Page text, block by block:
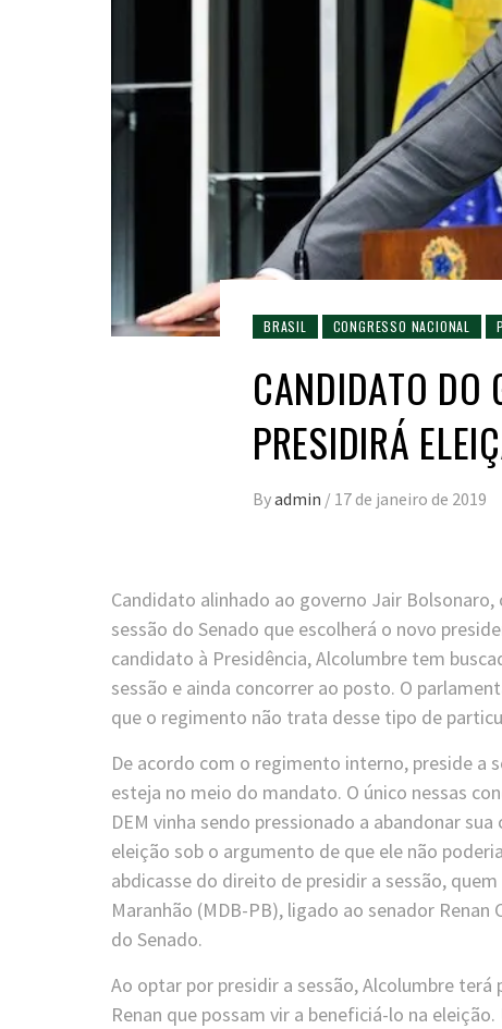
BRASIL CONGRESSO NACIONAL
CANDIDATO DO
PRESIDIRÁ
Byadmin / 17 de janeiro de 2019
Candidato alinhado ao governo Jair
sessão do Senado que escolherá o novo
candidato à Presidência, Alcolumbre tem
sessão e ainda concorrer ao posto. O
que o regimento não trata desse tipo de
De acordo com o regimento interno, preside a
esteja no meio do mandato. O único nessas
DEM vinha sendo pressionado a abandonar
eleição sob o argumento de que ele não
abdicasse do direito de presidir a sessão,
Maranhão (MDB-PB), ligado ao senador
do Senado.
Ao optar por presidir a sessão, Alcolumbre
Renan que possam vir a beneficiá-lo na